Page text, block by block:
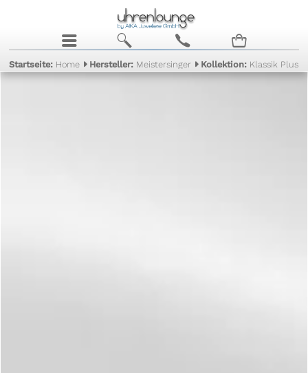
j b c n
Startseite: Home Hersteller: Meistersinger Kollektion: Klassik Plus